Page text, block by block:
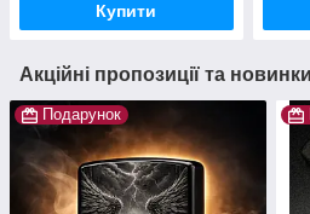
Купити
Акційні пропозиції та новинки
Подарунок